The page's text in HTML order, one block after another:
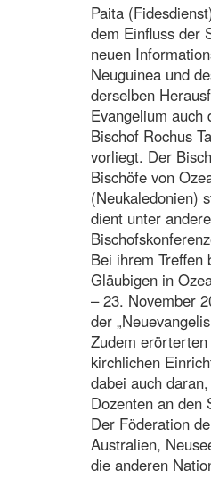
Paita
dem Einfluss der
neuen
Neuguinea und
derselben
Evangelium auch
Bischof Rochus
vorliegt. Der
Bischöfe von
(Neukaledonien)
dient unter
Bei ihrem Treffen
Gläubigen in
– 23. November
der
Zudem
kirchlichen
dabei auch
Dozenten an den
Der Föderation
Australien,
die anderen